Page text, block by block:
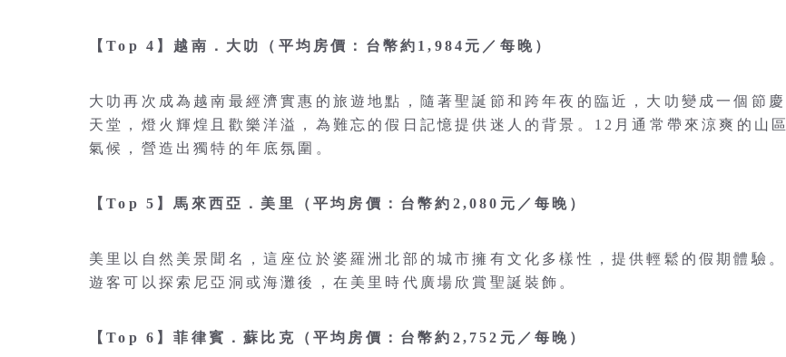
【Top 4】越南．大叻（平均房價：台幣約1,984元／每晚）
大叻再次成為越南最經濟實惠的旅遊地點，隨著聖誕節和跨年夜的臨近，大叻變成一個節慶
天堂，燈火輝煌且歡樂洋溢，為難忘的假日記憶提供迷人的背景。12月通常帶來涼爽的山區
氣候，營造出獨特的年底氛圍。
【Top 5】馬來西亞．美里（平均房價：台幣約2,080元／每晚）
美里以自然美景聞名，這座位於婆羅洲北部的城市擁有文化多樣性，提供輕鬆的假期體驗。
遊客可以探索尼亞洞或海灘後，在美里時代廣場欣賞聖誕裝飾。
【Top 6】菲律賓．蘇比克（平均房價：台幣約2,752元／每晚）